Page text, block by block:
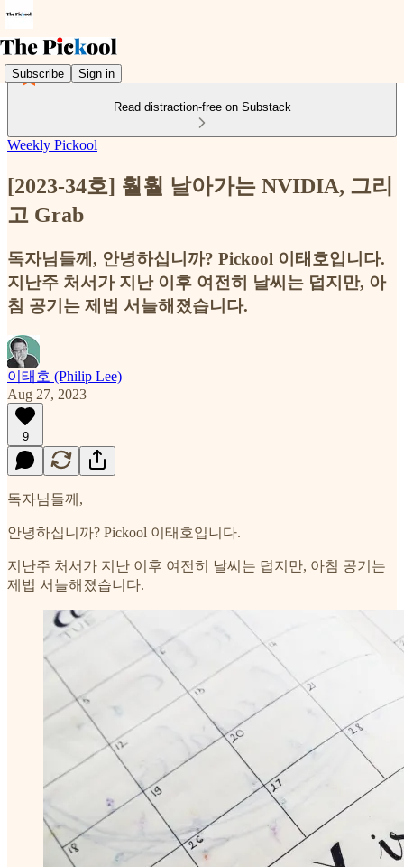
Subscribe Sign in
Read distraction-free on Substack
Weekly Pickool
[2023-34호] 훨훨 날아가는 NVIDIA, 그리
고 Grab
독자님들께, 안녕하십니까? Pickool 이태호입니다.
지난주 처서가 지난 이후 여전히 날씨는 덥지만, 아
침 공기는 제법 서늘해졌습니다.
이태호 (Philip Lee)
Aug 27, 2023
9
독자님들께,
안녕하십니까? Pickool 이태호입니다.
지난주 처서가 지난 이후 여전히 날씨는 덥지만, 아침 공기는
제법 서늘해졌습니다.